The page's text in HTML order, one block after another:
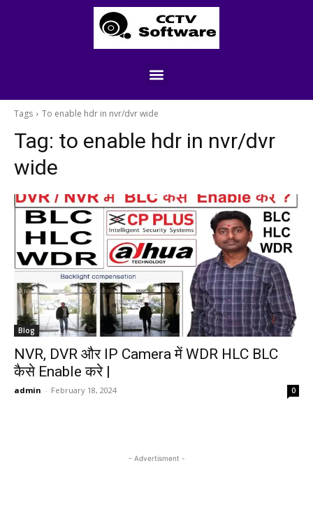
Tags To enable hdr in nvr/dvr wide
Tag: to enable hdr in nvr/dvr
wide
Blog
NVR, DVR और IP Camera में WDR HLC BLC
कैसे Enable करे |
admin - February 18, 2024 0
- Advertisment -